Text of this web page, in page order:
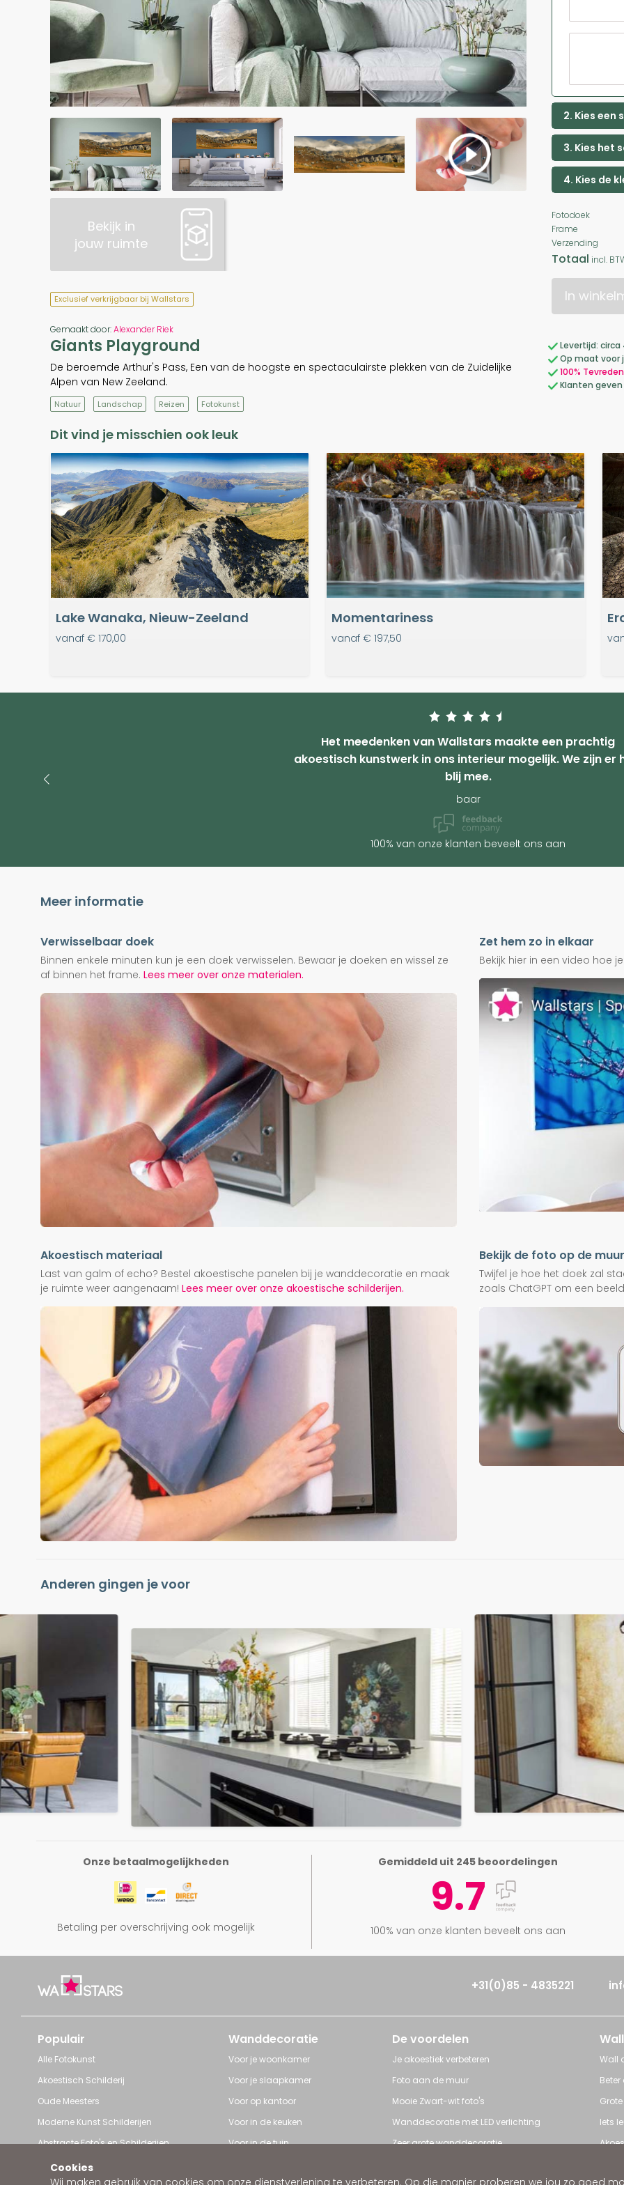
Cookies
Wij maken gebruik van cookies om onze dienstverlening te verbeteren. Op die manier proberen we jou zo goed
Bekijk in
jouw ruimte
Exclusief verkrijgbaar bij Wallstars
Gemaakt door:Alexander Riek
Giants Playground
De beroemde Arthur's Pass, Een van de hoogste en spectaculairste plekken van de Zuidelijke
Alpen van New Zeeland.
Natuur Landschap Reizen Fotokunst
2. Kies een
3. Kies het
4. Kies de
Fotodoek
Frame
Verzending
Totaal incl.
In
Levertijd:
Op maat voor
100%
Klanten
Dit vind je misschien ook leuk
Lake Wanaka, Nieuw-Zeeland
vanaf € 170,00
Momentariness
vanaf € 197,50
Het meedenken van Wallstars maakte een prachtig
akoestisch kunstwerk in ons interieur mogelijk. We zijn er
blij mee.
baar
100% van onze klanten beveelt ons aan
Meer informatie
Verwisselbaar doek
Binnen enkele minuten kun je een doek verwisselen. Bewaar je doeken en wissel ze
af binnen het frame. Lees meer over onze materialen.
Zet hem zo in elkaar
Bekijk hier in een video hoe
Akoestisch materiaal
Last van galm of echo? Bestel akoestische panelen bij je wanddecoratie en maak
je ruimte weer aangenaam! Lees meer over onze akoestische schilderijen.
Bekijk de foto op de muur
Twijfel je hoe het doek zal
zoals ChatGPT om een
Anderen gingen je voor
Onze betaalmogelijkheden
Betaling per overschrijving ook mogelijk
Gemiddeld uit 245 beoordelingen
9.7
100% van onze klanten beveelt ons aan
+31(0)85 - 4835221
Populair
Alle Fotokunst
Akoestisch Schilderij
Oude Meesters
Moderne Kunst Schilderijen
Abstracte Foto's en Schilderijen
Pop Art schilderijen
Wanddecoratie
Voor je woonkamer
Voor je slaapkamer
Voor op kantoor
Voor in de keuken
Voor in de tuin
De voordelen
Je akoestiek verbeteren
Foto aan de muur
Mooie Zwart-wit foto's
Wanddecoratie met LED verlichting
Zeer grote wanddecoratie
Wall
Iets